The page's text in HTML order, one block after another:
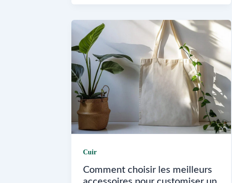
soi-
même
Cuir
Comment choisir les meilleurs